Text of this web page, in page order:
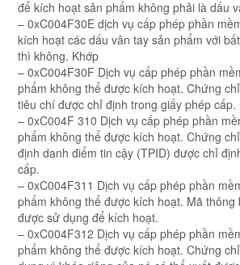
để kích hoạt sản phẩm không phải là dấu
– 0xC004F30E dịch vụ cấp phép phần
kích hoạt các dấu vân tay sản phẩm với
thì không. Khớp
– 0xC004F30F Dịch vụ cấp phép phần
phẩm không thể được kích hoạt. Chứng
tiêu chí được chỉ định trong giấy phép cấp.
– 0xC004F 310 Dịch vụ cấp phép phần
phẩm không thể được kích hoạt. Chứng
định danh điểm tin cậy (TPID) được chỉ
cấp.
– 0xC004F311 Dịch vụ cấp phép phần
phẩm không thể được kích hoạt. Mã thông
được sử dụng để kích hoạt.
– 0xC004F312 Dịch vụ cấp phép phần
phẩm không thể được kích hoạt. Chứng